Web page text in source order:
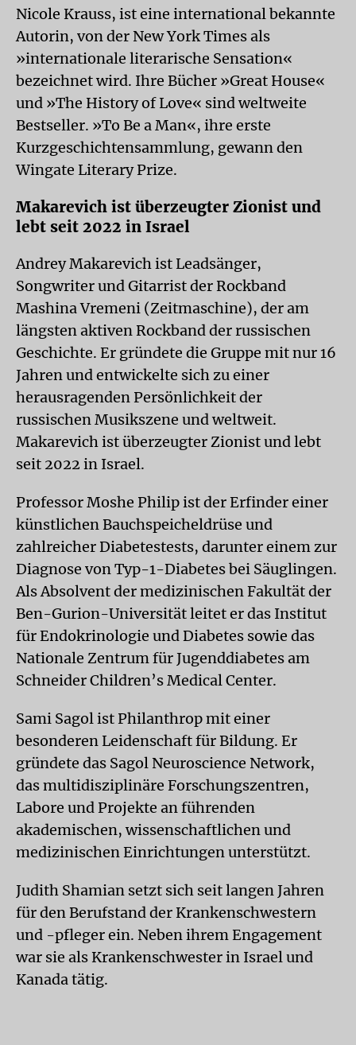
Nicole Krauss, ist eine international bekannte
Autorin, von der New York Times als
»internationale literarische Sensation«
bezeichnet wird. Ihre Bücher »Great House«
und »The History of Love« sind weltweite
Bestseller. »To Be a Man«, ihre erste
Kurzgeschichtensammlung, gewann den
Wingate Literary Prize.
Makarevich ist überzeugter Zionist und
lebt seit 2022 in Israel
Andrey Makarevich ist Leadsänger,
Songwriter und Gitarrist der Rockband
Mashina Vremeni (Zeitmaschine), der am
längsten aktiven Rockband der russischen
Geschichte. Er gründete die Gruppe mit nur 16
Jahren und entwickelte sich zu einer
herausragenden Persönlichkeit der
russischen Musikszene und weltweit.
Makarevich ist überzeugter Zionist und lebt
seit 2022 in Israel.
Professor Moshe Philip ist der Erfinder einer
künstlichen Bauchspeicheldrüse und
zahlreicher Diabetestests, darunter einem zur
Diagnose von Typ-1-Diabetes bei Säuglingen.
Als Absolvent der medizinischen Fakultät der
Ben-Gurion-Universität leitet er das Institut
für Endokrinologie und Diabetes sowie das
Nationale Zentrum für Jugenddiabetes am
Schneider Children’s Medical Center.
Sami Sagol ist Philanthrop mit einer
besonderen Leidenschaft für Bildung. Er
gründete das Sagol Neuroscience Network,
das multidisziplinäre Forschungszentren,
Labore und Projekte an führenden
akademischen, wissenschaftlichen und
medizinischen Einrichtungen unterstützt.
Judith Shamian setzt sich seit langen Jahren
für den Berufstand der Krankenschwestern
und -pfleger ein. Neben ihrem Engagement
war sie als Krankenschwester in Israel und
Kanada tätig.